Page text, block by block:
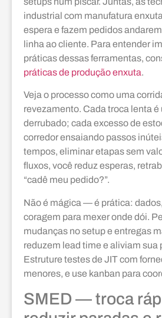
industrial com manufatura
espera e fazem pedidos
linha ao cliente. Para entender
práticas dessas ferramentas,
práticas de produção enxuta.
Veja o processo como uma
revezamento. Cada troca lenta é
derrubado; cada excesso de
corredor ensaiando passos
tempos, eliminar etapas sem
fluxos, você reduz esperas,
“cadê meu pedido?”.
Não é mágica — é prática:
coragem para mexer onde dói.
mudanças no setup e entregas
reduzem lead time e aliviam sua
Estruture testes de JIT com
menores, e use kanban para
SMED — troca